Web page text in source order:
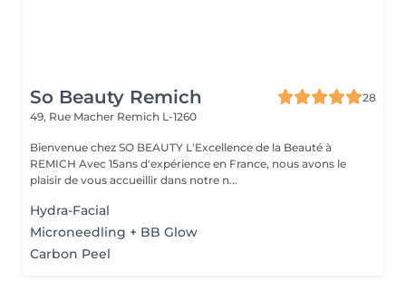
So Beauty Remich
28
49, Rue Macher Remich L-1260
Bienvenue chez SO BEAUTY L'Excellence de la Beauté à
REMICH Avec 15ans d'expérience en France, nous avons le
plaisir de vous accueillir dans notre n...
Hydra-Facial
Microneedling + BB Glow
Carbon Peel